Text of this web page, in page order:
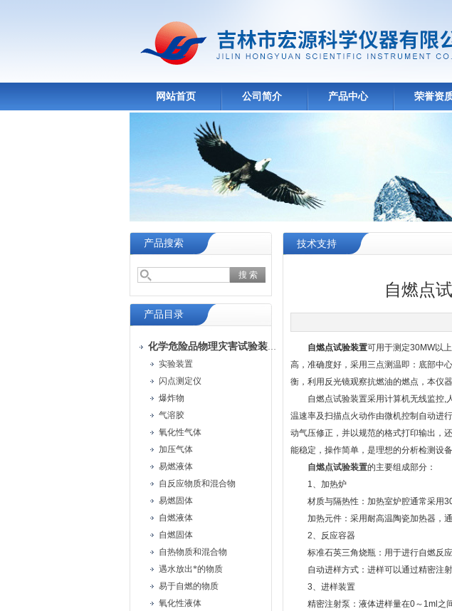
网站首页 公司简介 产品中心 荣誉资
产品搜索
产品目录
化学危险品物理灾害试验装置
实验装置
闪点测定仪
爆炸物
气溶胶
氧化性气体
加压气体
易燃液体
自反应物质和混合物
易燃固体
自燃液体
自燃固体
自热物质和混合物
遇水放出*的物质
易于自燃的物质
氧化性液体
技术支持
自燃点
自燃点试验装置可用于测定30MW以
高，准确度好，采用三点测温即：底部中
衡，利用反光镜观察抗燃油的燃点，本仪
自燃点试验装置采用计算机无线监控,人
温速率及扫描点火动作由微机控制自动进
动气压修正，并以规范的格式打印输出，
能稳定，操作简单，是理想的分析检测设备
自燃点试验装置的主要组成部分：
1、加热炉
材质与隔热性：加热室炉腔通常采用
加热元件：采用耐高温陶瓷加热器，通
2、反应容器
标准石英三角烧瓶：用于进行自燃反应
自动进样方式：进样可以通过精密注射
3、进样装置
精密注射泵：液体进样量在0～1ml之间